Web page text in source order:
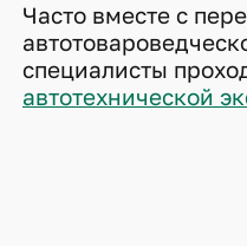
Часто вместе с
специалисты
автотехнической